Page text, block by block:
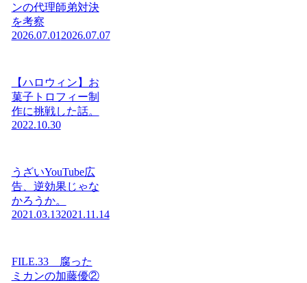
ンの代理師弟対決
を考察
2026.07.012026.07.07
【ハロウィン】お
菓子トロフィー制
作に挑戦した話。
2022.10.30
うざいYouTube広
告、逆効果じゃな
かろうか。
2021.03.132021.11.14
FILE.33 腐った
ミカンの加藤優②